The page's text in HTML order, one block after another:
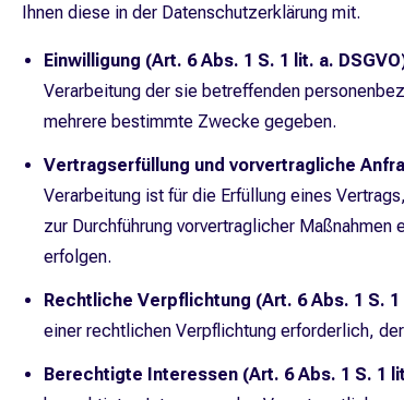
Ihnen diese in der Datenschutzerklärung mit.
Einwilligung (Art. 6 Abs. 1 S. 1 lit. a.
Verarbeitung der sie betreffenden
mehrere bestimmte Zwecke gegeben.
Vertragserfüllung und vorvertragliche
Verarbeitung ist für die Erfüllung eines
zur Durchführung vorvertraglicher
erfolgen.
Rechtliche Verpflichtung (Art. 6 Abs. 1 S. 1
einer rechtlichen Verpflichtung erforderlich,
Berechtigte Interessen (Art. 6 Abs. 1 S. 1